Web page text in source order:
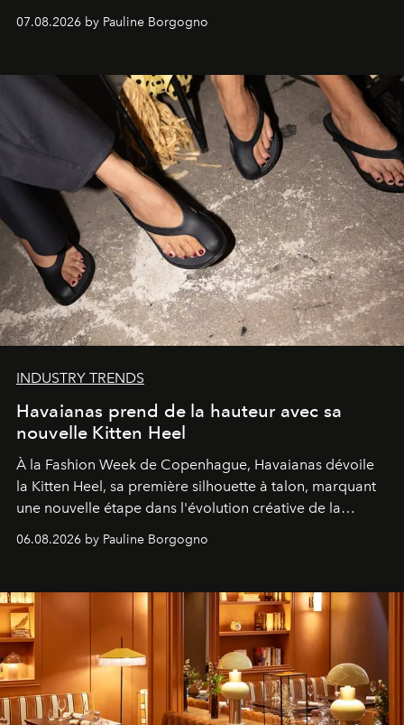
07.08.2026 by Pauline Borgogno
INDUSTRY TRENDS
Havaianas prend de la hauteur avec sa
nouvelle Kitten Heel
À la Fashion Week de Copenhague, Havaianas dévoile
la Kitten Heel, sa première silhouette à talon, marquant
une nouvelle étape dans l'évolution créative de la
06.08.2026 by Pauline Borgogno